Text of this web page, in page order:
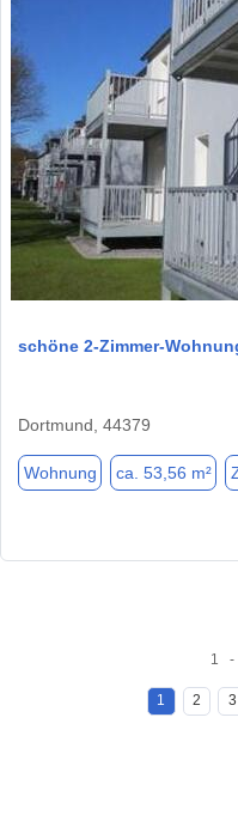
schöne 2-Zimmer-
Dortmund, 44379
Wohnung ca. 53,56 m²
1 -
1 2 3